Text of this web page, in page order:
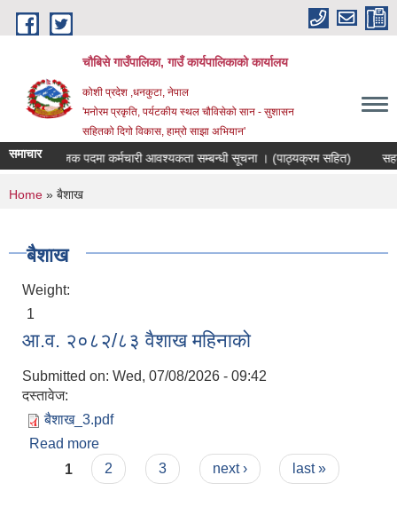
Skip to main content
चौबिसे गाउँपालिका, गाउँ कार्यपालिकाको कार्यालय
कोशी प्रदेश ,धनकुटा, नेपाल
'मनोरम प्रकृति, पर्यटकीय स्थल चौविसेको सान - सुशासन
सहितको दिगो विकास, हाम्रो साझा अभियान'
समाचार
रोजगार संयोजक पदमा कर्मचारी आवश्यकता सम्बन्धी सूचना । (पाठ्यक्रम सहित)
You are here
Home » बैशाख
बैशाख
Weight:
1
आ.व. २०८२/८३ वैशाख महिनाको
Submitted on: Wed, 07/08/2026 - 09:42
दस्तावेज:
बैशाख_3.pdf
Read more
Pages
1 2 3 next › last »